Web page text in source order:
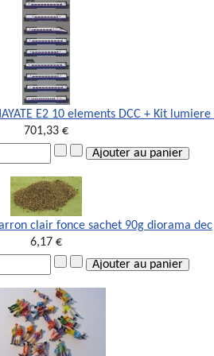
E2 10 elements DCC + Kit
701,33 €
clair fonce sachet 90g diorama dec
6,17 €